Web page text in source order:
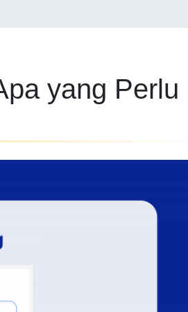
yang Perlu